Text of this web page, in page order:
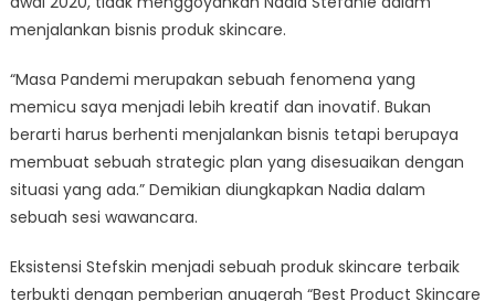
menjalankan bisnis produk skincare.
“Masa Pandemi merupakan sebuah fenomena yang
memicu saya menjadi lebih kreatif dan inovatif. Bukan
berarti harus berhenti menjalankan bisnis tetapi berupaya
membuat sebuah strategic plan yang disesuaikan dengan
situasi yang ada.” Demikian diungkapkan Nadia dalam
sebuah sesi wawancara.
Eksistensi Stefskin menjadi sebuah produk skincare terbaik
terbukti dengan pemberian anugerah “Best Product Skincare